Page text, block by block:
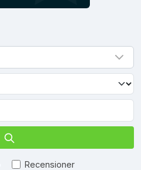
Recensioner